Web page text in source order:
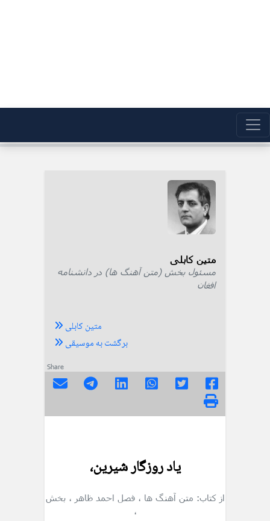
متین کابلی
مسئول بخش (متن آهنگ ها) در دانشنامه
افغان
متین کابلی
برگشت به موسیقی
Share
ياد روزگار شيرين،
از کتاب: متن آهنگ ها ، فصل احمد ظاهر ، بخش
،